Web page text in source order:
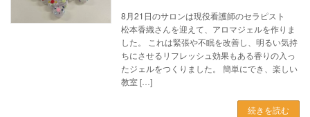
8月21日のサロンは現役看護師のセラピスト
松本香織さんを迎えて、アロマジェルを作りま
した。 これは緊張や不眠を改善し、明るい気持
ちにさせるリフレッシュ効果もある香りの入っ
たジェルをつくりました。 簡単にでき、楽しい
教室 […]
続きを読む